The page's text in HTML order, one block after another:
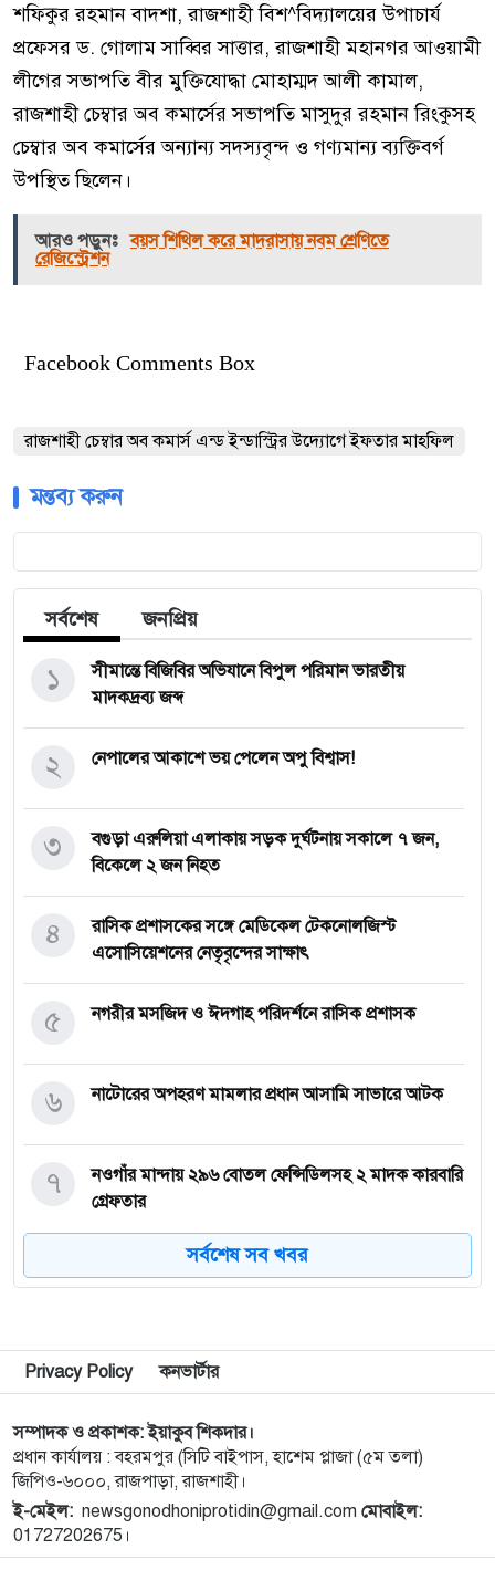
শফিকুর রহমান বাদশা, রাজশাহী বিশ^বিদ্যালয়ের উপাচার্য
প্রফেসর ড. গোলাম সাব্বির সাত্তার, রাজশাহী মহানগর আওয়ামী
লীগের সভাপতি বীর মুক্তিযোদ্ধা মোহাম্মদ আলী কামাল,
রাজশাহী চেম্বার অব কমার্সের সভাপতি মাসুদুর রহমান রিংকুসহ
চেম্বার অব কমার্সের অন্যান্য সদস্যবৃন্দ ও গণ্যমান্য ব্যক্তিবর্গ
উপস্থিত ছিলেন।
আরও পড়ুনঃ বয়স শিথিল করে মাদরাসায় নবম শ্রেণিতে
রেজিস্ট্রেশন
Facebook Comments Box
রাজশাহী চেম্বার অব কমার্স এন্ড ইন্ডাস্ট্রির উদ্যোগে ইফতার মাহফিল
মন্তব্য করুন
সর্বশেষ জনপ্রিয়
সীমান্তে বিজিবির অভিযানে বিপুল পরিমান ভারতীয়
মাদকদ্রব্য জব্দ
১
নেপালের আকাশে ভয় পেলেন অপু বিশ্বাস!
২
বগুড়া এরুলিয়া এলাকায় সড়ক দুর্ঘট্নায় সকালে ৭ জন,
বিকেলে ২ জন নিহত
৩
রাসিক প্রশাসকের সঙ্গে মেডিকেল টেকনোলজিস্ট
এসোসিয়েশনের নেতৃবৃন্দের সাক্ষাৎ
৪
নগরীর মসজিদ ও ঈদগাহ পরিদর্শনে রাসিক প্রশাসক
৫
নাটোরের অপহরণ মামলার প্রধান আসামি সাভারে আটক
৬
নওগাঁর মান্দায় ২৯৬ বোতল ফেন্সিডিলসহ ২ মাদক কারবারি
গ্রেফতার
৭
কিডনি রোগে আক্রান্ত অসহায় রোগীর পাশে পুঠিয়ার
এসিল্যান্ড
৮
নগরীতে মাদকবিরোধী বিশেষ টিমের অভিযানে মাদক
ব্যবসায়ী স্বামী-স্ত্রী গ্রেপ্তার
৯
নগরীতে মাদক বিরোধী পৃথক অভিযানে নারীসহ গ্রেপ্তার ৪
১০
নগরীতে মাসব্যাপী বৃক্ষরোপণ ও চারা বিতরণ কর্মসূচির
উদ্বোধন
১১
সর্বশেষ সব খবর
Privacy Policy কনভার্টার
সম্পাদক ও প্রকাশক: ইয়াকুব শিকদার।
প্রধান কার্যালয় : বহরমপুর (সিটি বাইপাস, হাশেম প্লাজা (৫ম তলা)
জিপিও-৬০০০, রাজপাড়া, রাজশাহী।
ই-মেইল: newsgonodhoniprotidin@gmail.com মোবাইল:
01727202675।